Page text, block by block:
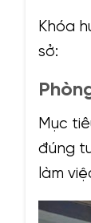
Khóa
sở:
Mục
đúng
làm